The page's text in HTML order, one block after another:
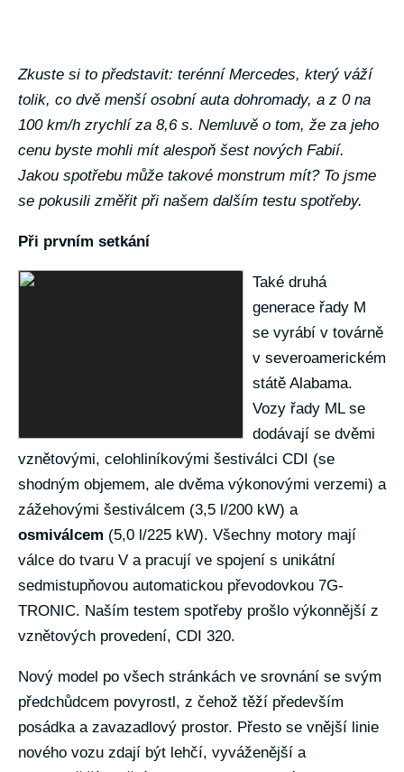
Zkuste si to představit: terénní Mercedes, který váží
tolik, co dvě menší osobní auta dohromady, a z 0 na
100 km/h zrychlí za 8,6 s. Nemluvě o tom, že za jeho
cenu byste mohli mít alespoň šest nových Fabií.
Jakou spotřebu může takové monstrum mít? To jsme
se pokusili změřit při našem dalším testu spotřeby.
Při prvním setkání
Také druhá
generace řady M
se vyrábí v továrně
v severoamerickém
státě Alabama.
Vozy řady ML se
dodávají se dvěmi
vznětovými, celohliníkovými šestiválci CDI (se
shodným objemem, ale dvěma výkonovými verzemi) a
zážehovými šestiválcem (3,5 l/200 kW) a
osmiválcem (5,0 l/225 kW). Všechny motory mají
válce do tvaru V a pracují ve spojení s unikátní
sedmistupňovou automatickou převodovkou 7G-
TRONIC. Naším testem spotřeby prošlo výkonnější z
vznětových provedení, CDI 320.
Nový model po všech stránkách ve srovnání se svým
předchůdcem povyrostl, z čehož těží především
posádka a zavazadlový prostor. Přesto se vnější linie
nového vozu zdají být lehčí, vyváženější a